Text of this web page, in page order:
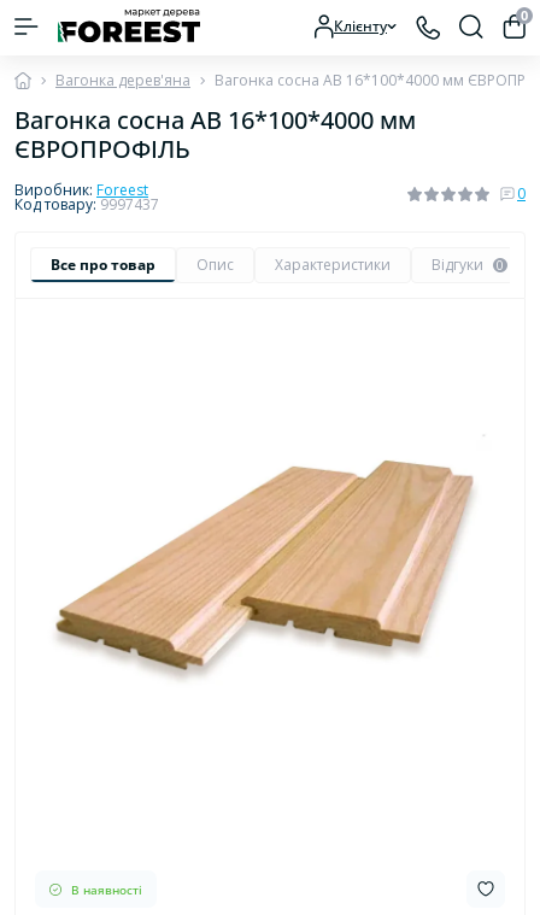
Клієнту 0
Вагонка дерев'яна Вагонка сосна AB 16*100*4000 мм
Вагонка сосна AB 16*100*4000 мм
ЄВРОПРОФІЛЬ
Виробник: Foreest
Код товару:9997437
0
Все про товар Опис Характеристики Відгуки 0
В наявності